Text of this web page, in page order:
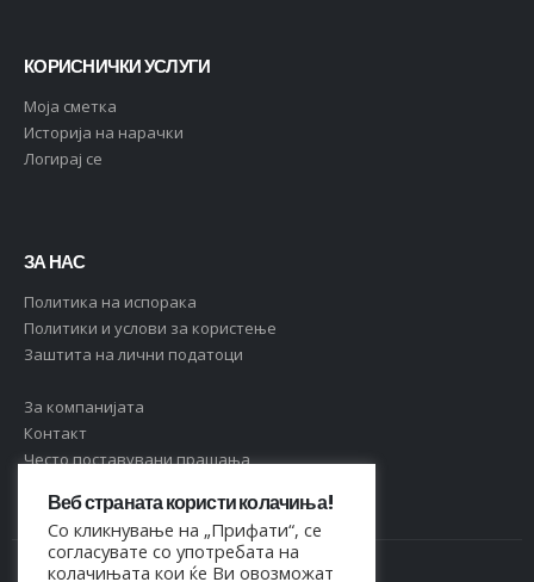
КОРИСНИЧКИ УСЛУГИ
Moja сметка
Историја на нарачки
Логирај се
ЗА НАС
Политика на испорака
Политики и услови за користење
Заштита на лични податоци
За компанијата
Контакт
Често поставувани прашања
Веб страната користи колачиња!
Со кликнување на „Прифати“, се
согласувате со употребата на
колачињата кои ќе Ви овозможат